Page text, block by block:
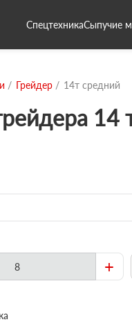
СпецтехникаСыпучие
Грейдер 14т средний
14
+